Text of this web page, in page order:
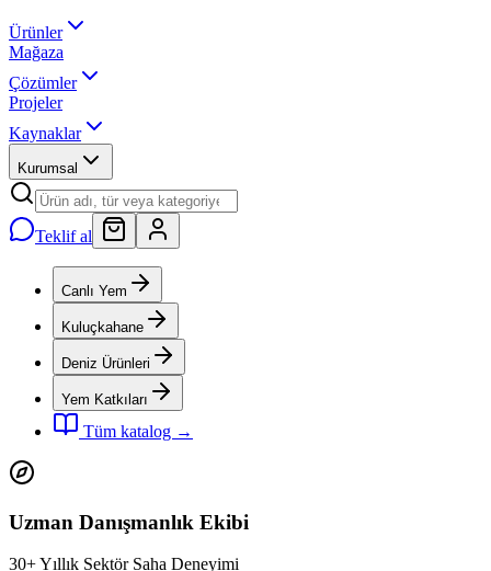
Ürünler
Mağaza
Çözümler
Projeler
Kaynaklar
Kurumsal
Teklif al
Canlı Yem
Kuluçkahane
Deniz Ürünleri
Yem Katkıları
Tüm katalog →
Uzman Danışmanlık Ekibi
30+ Yıllık Sektör Saha Deneyimi